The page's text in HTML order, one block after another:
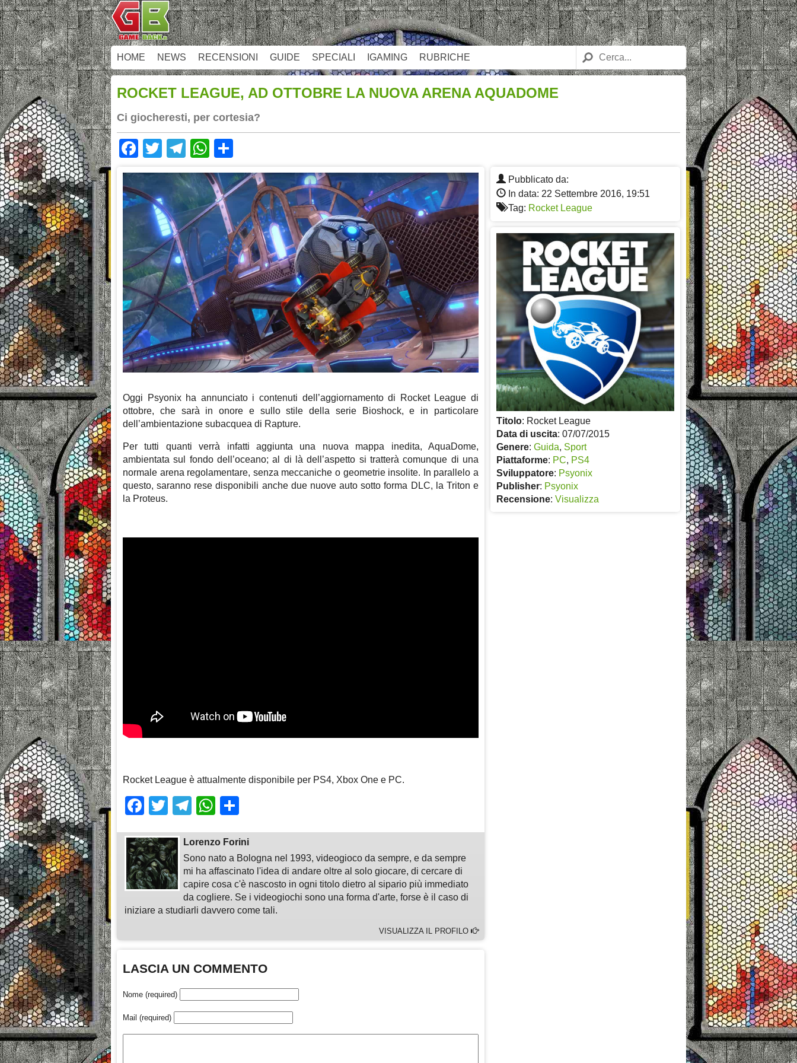
HOME NEWS RECENSIONI GUIDE SPECIALI IGAMING RUBRICHE
ROCKET LEAGUE, AD OTTOBRE LA NUOVA ARENA AQUADOME
Ci giocheresti, per cortesia?
Facebook
TwitterTelegram
WhatsApp
Pubblicato da:
In data: 22 Settembre 2016, 19:51
Tag: Rocket League
Titolo: Rocket League
Data di uscita: 07/07/2015
Genere: Guida, Sport
Piattaforme: PC, PS4
Sviluppatore: Psyonix
Publisher: Psyonix
Recensione: Visualizza
Oggi Psyonix ha annunciato i contenuti dell’aggiornamento di Rocket League di
ottobre, che sarà in onore e sullo stile della serie Bioshock, e in particolare
dell’ambientazione subacquea di Rapture.
Per tutti quanti verrà infatti aggiunta una nuova mappa inedita, AquaDome,
ambientata sul fondo dell’oceano; al di là dell’aspetto si tratterà comunque di una
normale arena regolamentare, senza meccaniche o geometrie insolite. In parallelo a
questo, saranno rese disponibili anche due nuove auto sotto forma DLC, la Triton e
la Proteus.
Rocket League è attualmente disponibile per PS4, Xbox One e PC.
Facebook
TwitterTelegram
WhatsApp
Lorenzo Forini
Sono nato a Bologna nel 1993, videogioco da sempre, e da sempre
mi ha affascinato l'idea di andare oltre al solo giocare, di cercare di
capire cosa c'è nascosto in ogni titolo dietro al sipario più immediato
da cogliere. Se i videogiochi sono una forma d'arte, forse è il caso di
iniziare a studiarli davvero come tali.
VISUALIZZA IL PROFILO
LASCIA UN COMMENTO
Nome (required)
Mail (required)